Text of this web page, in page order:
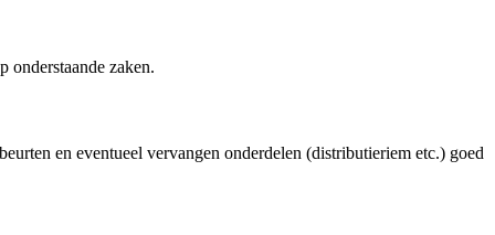
onderstaande zaken.
en eventueel vervangen onderdelen (distributieriem etc.) goed